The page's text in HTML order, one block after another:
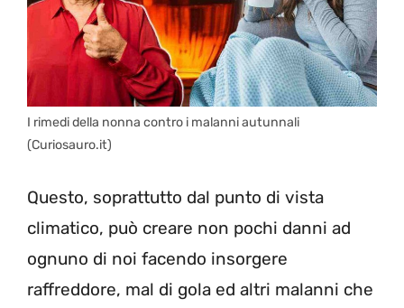
I rimedi della nonna contro i malanni autunnali
(Curiosauro.it)
Questo, soprattutto dal punto di vista
climatico, può creare non pochi danni ad
ognuno di noi facendo insorgere
raffreddore, mal di gola ed altri malanni che